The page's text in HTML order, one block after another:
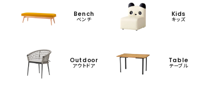
Bench
ベンチ
Kids
キッズ
Outdoor
アウトドア
Table
テーブル